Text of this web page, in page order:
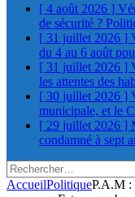
[ 4 août 2026 ]
de sécurité ?
[ 31 juillet 2026 ]
du 4 au 6 août
[ 31 juillet 2026 ]
les attentes des
[ 30 juillet 2026 ]
municipale, et le
[ 29 juillet 2026 ]
condamné à sept
Rechercher :
AccueilPolitiqueP.A.M :